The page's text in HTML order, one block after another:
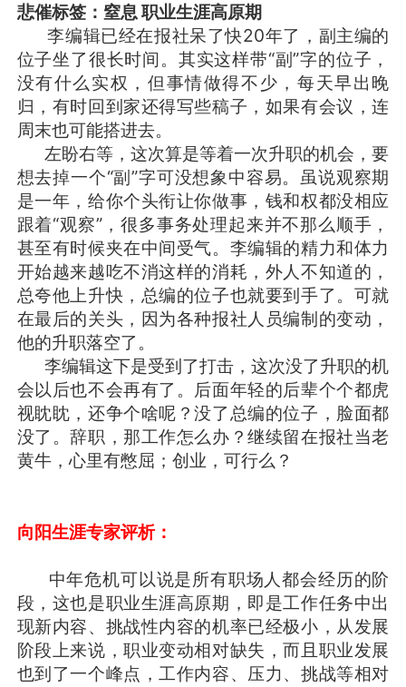
悲催标签：窒息 职业生涯高原期
李编辑已经在报社呆了快20年了，副主编的
位子坐了很长时间。其实这样带“副”字的位子，
没有什么实权，但事情做得不少，每天早出晚
归，有时回到家还得写些稿子，如果有会议，连
周末也可能搭进去。
左盼右等，这次算是等着一次升职的机会，要
想去掉一个“副”字可没想象中容易。虽说观察期
是一年，给你个头衔让你做事，钱和权都没相应
跟着“观察”，很多事务处理起来并不那么顺手，
甚至有时候夹在中间受气。李编辑的精力和体力
开始越来越吃不消这样的消耗，外人不知道的，
总夸他上升快，总编的位子也就要到手了。可就
在最后的关头，因为各种报社人员编制的变动，
他的升职落空了。
李编辑这下是受到了打击，这次没了升职的机
会以后也不会再有了。后面年轻的后辈个个都虎
视眈眈，还争个啥呢？没了总编的位子，脸面都
没了。辞职，那工作怎么办？继续留在报社当老
黄牛，心里有憋屈；创业，可行么？
向阳生涯专家评析：
中年危机可以说是所有职场人都会经历的阶
段，这也是职业生涯高原期，即是工作任务中出
现新内容、挑战性内容的机率已经极小，从发展
阶段上来说，职业变动相对缺失，而且职业发展
也到了一个峰点，工作内容、压力、挑战等相对